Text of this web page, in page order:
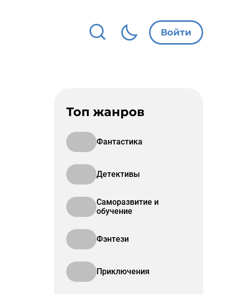
Войти
Топ жанров
Фантастика
Детективы
Саморазвитие и
обучение
Фэнтези
Приключения